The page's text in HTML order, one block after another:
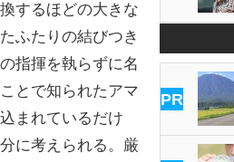
するほどの大きな
ふたりの結びつき
指揮を執らずに名
とで知られたアマ
まれているだけ
に考えられる。厳
PR